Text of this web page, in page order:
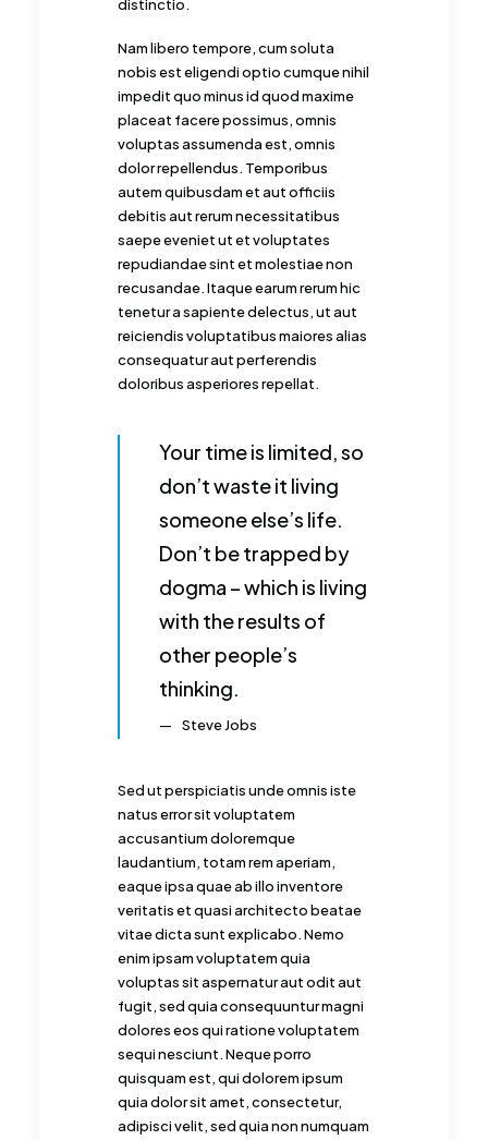
distinctio.
Nam libero tempore, cum soluta
nobis est eligendi optio cumque nihil
impedit quo minus id quod maxime
placeat facere possimus, omnis
voluptas assumenda est, omnis
dolor repellendus. Temporibus
autem quibusdam et aut officiis
debitis aut rerum necessitatibus
saepe eveniet ut et voluptates
repudiandae sint et molestiae non
recusandae. Itaque earum rerum hic
tenetur a sapiente delectus, ut aut
reiciendis voluptatibus maiores alias
consequatur aut perferendis
doloribus asperiores repellat.
Your time is limited, so
don’t waste it living
someone else’s life.
Don’t be trapped by
dogma – which is living
with the results of
other people’s
thinking.
Steve Jobs
Sed ut perspiciatis unde omnis iste
natus error sit voluptatem
accusantium doloremque
laudantium, totam rem aperiam,
eaque ipsa quae ab illo inventore
veritatis et quasi architecto beatae
vitae dicta sunt explicabo. Nemo
enim ipsam voluptatem quia
voluptas sit aspernatur aut odit aut
fugit, sed quia consequuntur magni
dolores eos qui ratione voluptatem
sequi nesciunt. Neque porro
quisquam est, qui dolorem ipsum
quia dolor sit amet, consectetur,
adipisci velit, sed quia non numquam